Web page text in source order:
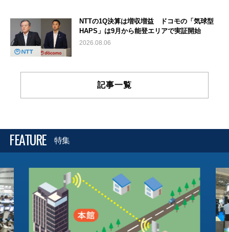
NTTの1Q決算は増収増益 ドコモの「気球型
HAPS」は9月から能登エリアで実証開始
2026.08.06
記事一覧
FEATURE 特集